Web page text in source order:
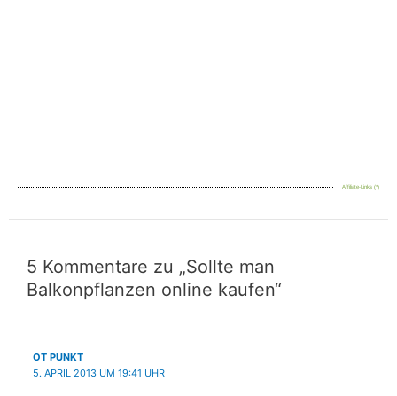
Affiliate-Links (*)
5 Kommentare zu „Sollte man
Balkonpflanzen online kaufen“
OT PUNKT
5. APRIL 2013 UM 19:41 UHR